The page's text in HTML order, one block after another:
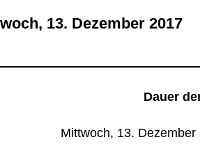
13. Dezember 2017
Dauer
Mittwoch, 13.